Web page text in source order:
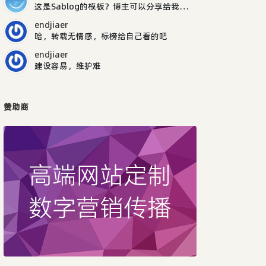
这是Sablog的模板？博主可以分享给我吗，谢谢
endjiaer
哈，转载无情感，标榜给自己看的吧
endjiaer
建设容易，维护难
赞助商